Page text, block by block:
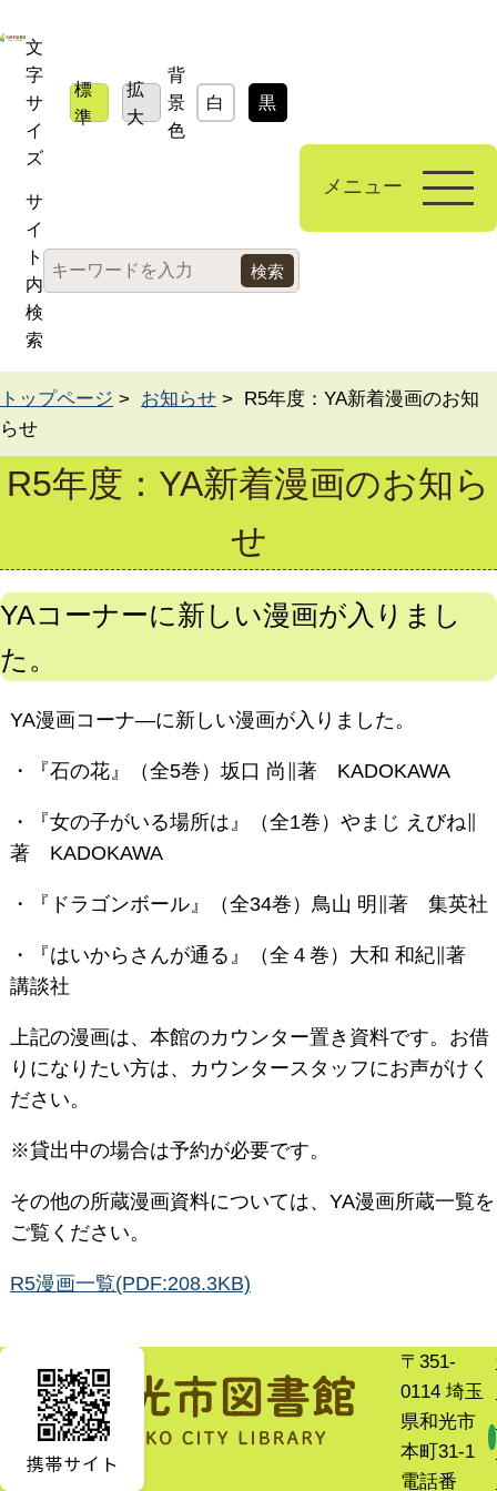
文
字
サ
イ
ズ
標
準
拡
大
背
景
色
白 黒
サ
イ
ト
内
検
索
メニュー
トップページ > お知らせ > R5年度：YA新着漫画のお知
らせ
R5年度：YA新着漫画のお知ら
せ
YAコーナーに新しい漫画が入りまし
た。
YA漫画コーナ―に新しい漫画が入りました。
・『石の花』（全5巻）坂口 尚∥著 KADOKAWA
・『女の子がいる場所は』（全1巻）やまじ えびね∥
著 KADOKAWA
・『ドラゴンボール』（全34巻）鳥山 明∥著 集英社
・『はいからさんが通る』（全４巻）大和 和紀∥著
講談社
上記の漫画は、本館のカウンター置き資料です。お借
りになりたい方は、カウンタースタッフにお声がけく
ださい。
※貸出中の場合は予約が必要です。
その他の所蔵漫画資料については、YA漫画所蔵一覧を
ご覧ください。
R5漫画一覧(PDF:208.3KB)
〒351-
0114 埼玉
県和光市
本町31-1
電話番